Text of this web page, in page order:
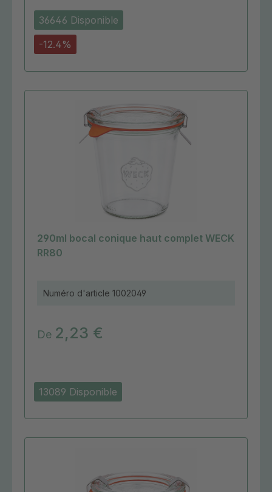
36646 Disponible
-12.4%
13089 Disponible
290ml bocal conique haut complet WECK
RR80
Numéro d'article 1002049
De 2,23 €